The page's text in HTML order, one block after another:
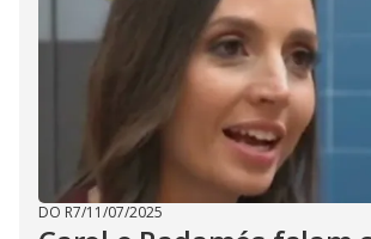
DO R7/11/07/2025